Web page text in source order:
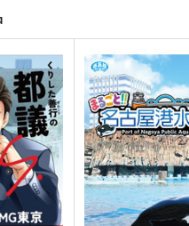
編02
シン・旧水族館物語
Bathyscaphe
600円（税込）
評論・研究